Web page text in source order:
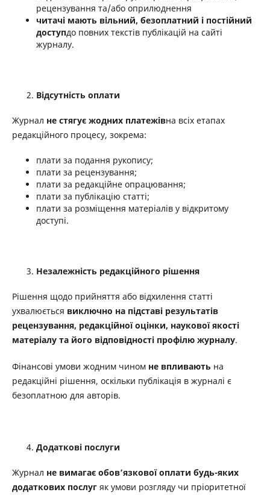
рецензування та/або оприлюднення
читачі мають вільний, безоплатний і постійний
доступдо повних текстів публікацій на сайті
журналу.
Відсутність оплати
Журнал не стягує жодних платежівна всіх етапах
редакційного процесу, зокрема:
плати за подання рукопису;
плати за рецензування;
плати за редакційне опрацювання;
плати за публікацію статті;
плати за розміщення матеріалів у відкритому
доступі.
Незалежність редакційного рішення
Рішення щодо прийняття або відхилення статті
ухвалюється виключно на підставі результатів
рецензування, редакційної оцінки, наукової якості
матеріалу та його відповідності профілю журналу.
Фінансові умови жодним чином не впливають на
редакційні рішення, оскільки публікація в журналі є
безоплатною для авторів.
Додаткові послуги
Журнал не вимагає обов’язкової оплати будь-яких
додаткових послуг як умови розгляду чи пріоритетної